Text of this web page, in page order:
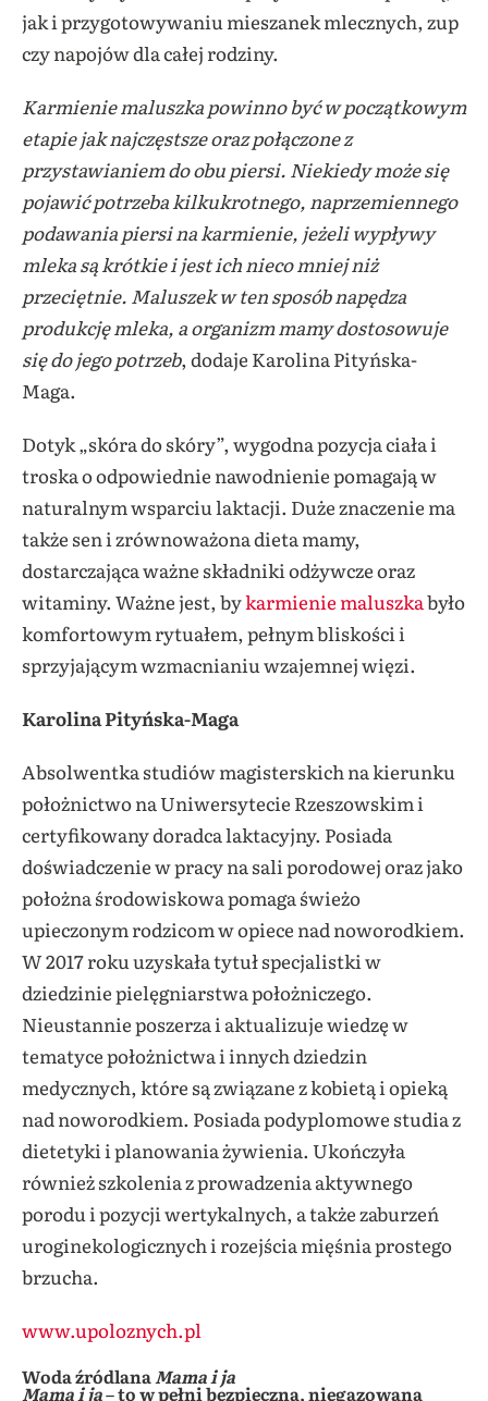
jak i przygotowywaniu mieszanek mlecznych, zup
czy napojów dla całej rodziny.
Karmienie maluszka powinno być w początkowym
etapie jak najczęstsze oraz połączone z
przystawianiem do obu piersi. Niekiedy może się
pojawić potrzeba kilkukrotnego, naprzemiennego
podawania piersi na karmienie, jeżeli wypływy
mleka są krótkie i jest ich nieco mniej niż
przeciętnie. Maluszek w ten sposób napędza
produkcję mleka, a organizm mamy dostosowuje
się do jego potrzeb, dodaje Karolina Pityńska-
Maga.
Dotyk „skóra do skóry”, wygodna pozycja ciała i
troska o odpowiednie nawodnienie pomagają w
naturalnym wsparciu laktacji. Duże znaczenie ma
także sen i zrównoważona dieta mamy,
dostarczająca ważne składniki odżywcze oraz
witaminy. Ważne jest, bykarmienie maluszkabyło
komfortowym rytuałem, pełnym bliskości i
sprzyjającym wzmacnianiu wzajemnej więzi.
Karolina Pityńska-Maga
Absolwentka studiów magisterskich na kierunku
położnictwo na Uniwersytecie Rzeszowskim i
certyfikowany doradca laktacyjny. Posiada
doświadczenie w pracy na sali porodowej oraz jako
położna środowiskowa pomaga świeżo
upieczonym rodzicom w opiece nad noworodkiem.
W 2017 roku uzyskała tytuł specjalistki w
dziedzinie pielęgniarstwa położniczego.
Nieustannie poszerza i aktualizuje wiedzę w
tematyce położnictwa i innych dziedzin
medycznych, które są związane z kobietą i opieką
nad noworodkiem. Posiada podyplomowe studia z
dietetyki i planowania żywienia. Ukończyła
również szkolenia z prowadzenia aktywnego
porodu i pozycji wertykalnych, a także zaburzeń
uroginekologicznych i rozejścia mięśnia prostego
brzucha.
www.upoloznych.pl
Woda źródlanaMama i ja
Mama i ja– to w pełni bezpieczna, niegazowana